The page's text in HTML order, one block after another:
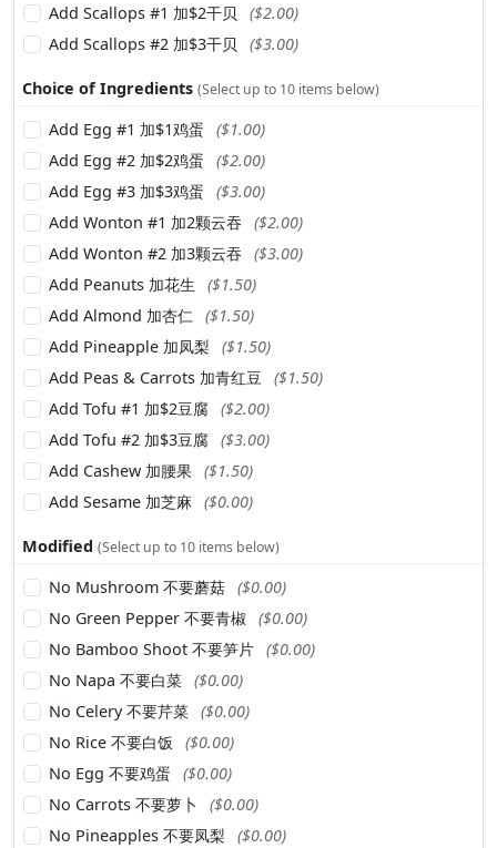
Add Scallops #1 加$2干贝
($2.00)
Add Scallops #2 加$3干贝
($3.00)
Choice of Ingredients (Select up to 10 items below)
Add Egg #1 加$1鸡蛋
($1.00)
Add Egg #2 加$2鸡蛋
($2.00)
Add Egg #3 加$3鸡蛋
($3.00)
Add Wonton #1 加2颗云吞
($2.00)
Add Wonton #2 加3颗云吞
($3.00)
Add Peanuts 加花生
($1.50)
Add Almond 加杏仁 ($1.50)
Add Pineapple 加凤梨
($1.50)
Add Peas & Carrots 加青红豆 ($1.50)
Add Tofu #1 加$2豆腐 ($2.00)
Add Tofu #2 加$3豆腐 ($3.00)
Add Cashew 加腰果 ($1.50)
Add Sesame 加芝麻
($0.00)
Modified (Select up to 10 items below)
No Mushroom 不要蘑菇 ($0.00)
No Green Pepper 不要青椒
($0.00)
No Bamboo Shoot 不要笋片 ($0.00)
No Napa 不要白菜 ($0.00)
No Celery 不要芹菜 ($0.00)
No Rice 不要白饭
($0.00)
No Egg 不要鸡蛋
($0.00)
No Carrots 不要萝卜
($0.00)
No Pineapples 不要凤梨
($0.00)